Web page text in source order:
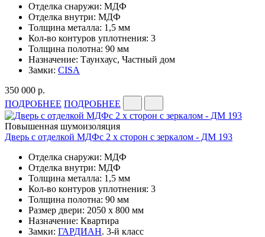
Отделка снаружи: МДФ
Отделка внутри: МДФ
Толщина металла: 1,5 мм
Кол-во контуров уплотнения: 3
Толщина полотна: 90 мм
Назначение: Таунхаус, Частный дом
Замки: CISA
350 000 р.
ПОДРОБНЕЕ ПОДРОБНЕЕ
Повышенная шумоизоляция
Дверь с отделкой МДФс 2 х сторон с зеркалом - ДМ 193
Отделка снаружи: МДФ
Отделка внутри: МДФ
Толщина металла: 1,5 мм
Кол-во контуров уплотнения: 3
Толщина полотна: 90 мм
Размер двери: 2050 x 800 мм
Назначение: Квартира
Замки: ГАРДИАН. 3-й класс